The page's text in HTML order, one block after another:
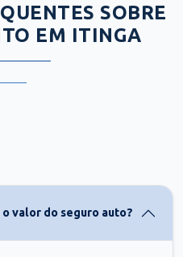
SOBRE
EM ITINGA
valor do seguro auto?